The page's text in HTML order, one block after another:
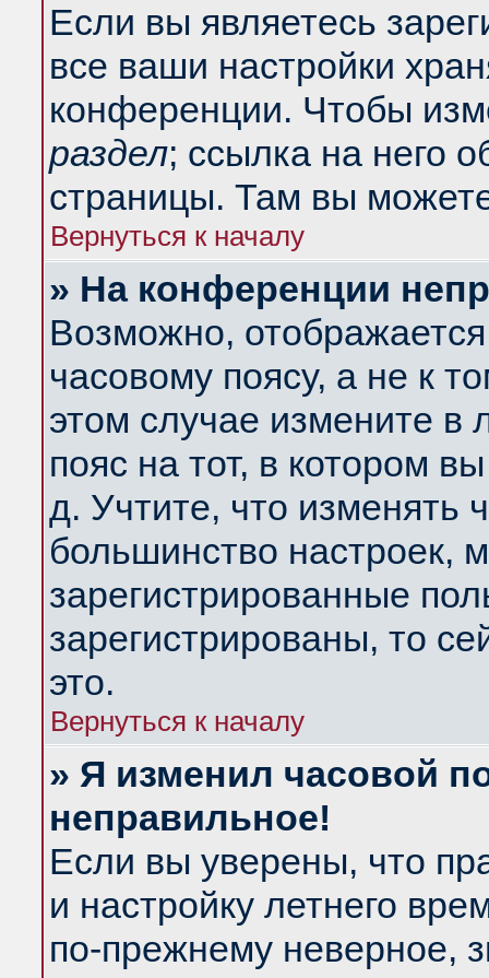
Если вы являетесь
все ваши настройки
конференции. Чтобы
раздел; ссылка на него
страницы. Там вы
Вернуться к началу
» На конференции
Возможно,
часовому поясу, а не к
этом случае измените в
пояс на тот, в котором
д. Учтите, что изменять
большинство настроек,
зарегистрированные
зарегистрированы, то
это.
Вернуться к началу
» Я изменил часовой
неправильное!
Если вы уверены, что
и настройку летнего
по-прежнему неверное,